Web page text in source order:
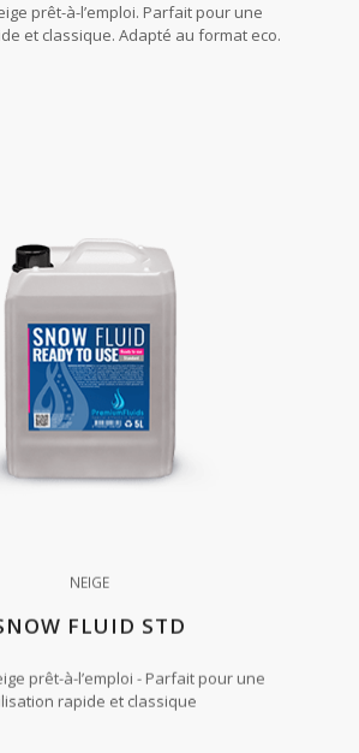
prêt-à-l’emploi. Parfait pour une
et classique. Adapté au format eco.
NEIGE
FLUID STD
prêt-à-l’emploi - Parfait pour une
rapide et classique